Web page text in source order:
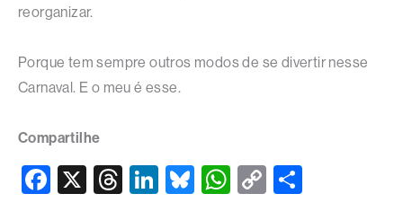
reorganizar.
Porque tem sempre outros modos de se divertir nesse
Carnaval. E o meu é esse.
Compartilhe
F
X
T
Li
Bl
W
C